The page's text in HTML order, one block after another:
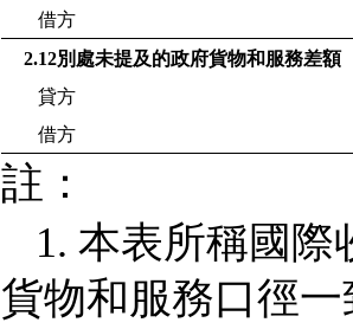
借方
2.12別處未提及的政府貨物和服務差額
貸方
借方
註：
1.本表所稱國際
貨物和服務口徑